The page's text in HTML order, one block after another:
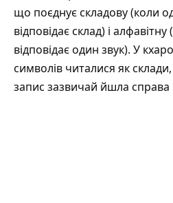
що поєднує складову (коли
відповідає склад) і
відповідає один звук). У
символів читалися як
запис зазвичай йшла справа